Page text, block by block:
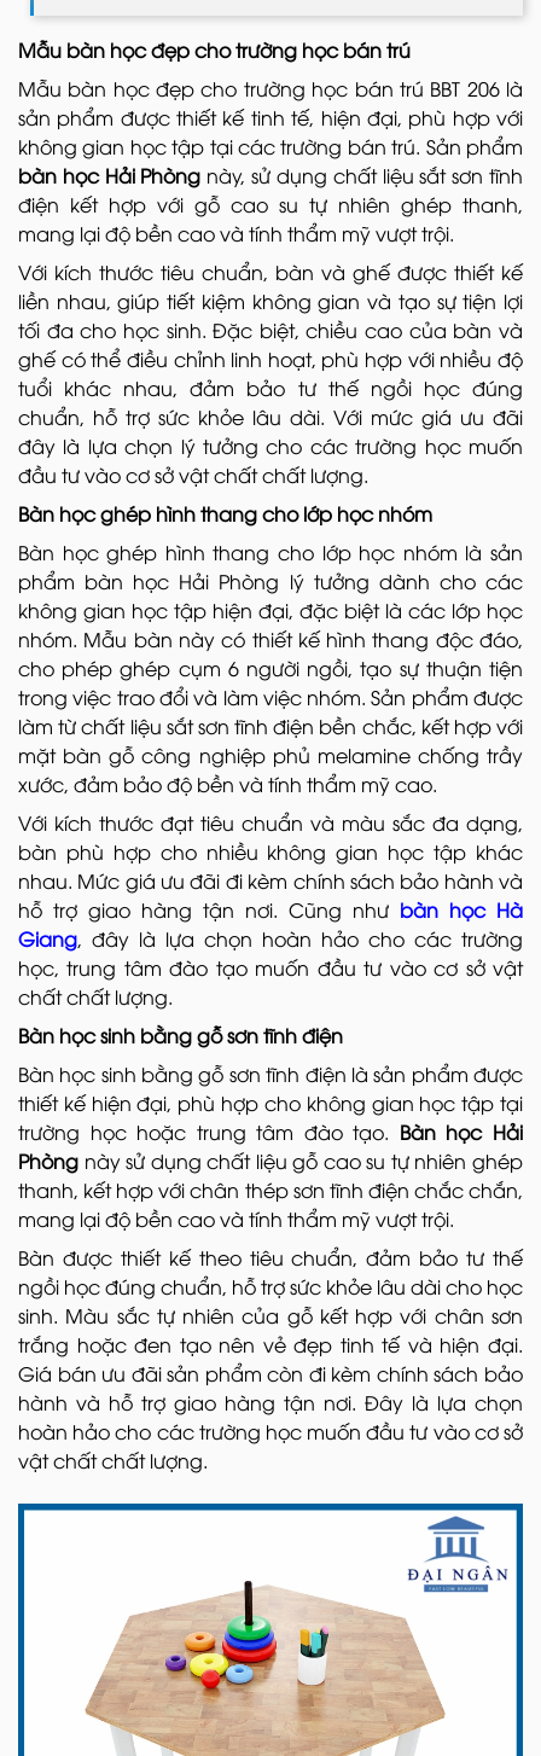
Mẫu bàn học đẹp cho trường học bán trú
Mẫu bàn học đẹp cho trường học bán trú BBT 206 là
sản phẩm được thiết kế tinh tế, hiện đại, phù hợp với
không gian học tập tại các trường bán trú. Sản phẩm
bàn học Hải Phòng này, sử dụng chất liệu sắt sơn tĩnh
điện kết hợp với gỗ cao su tự nhiên ghép thanh,
mang lại độ bền cao và tính thẩm mỹ vượt trội.
Với kích thước tiêu chuẩn, bàn và ghế được thiết kế
liền nhau, giúp tiết kiệm không gian và tạo sự tiện lợi
tối đa cho học sinh. Đặc biệt, chiều cao của bàn và
ghế có thể điều chỉnh linh hoạt, phù hợp với nhiều độ
tuổi khác nhau, đảm bảo tư thế ngồi học đúng
chuẩn, hỗ trợ sức khỏe lâu dài. Với mức giá ưu đãi
đây là lựa chọn lý tưởng cho các trường học muốn
đầu tư vào cơ sở vật chất chất lượng.
Bàn học ghép hình thang cho lớp học nhóm
Bàn học ghép hình thang cho lớp học nhóm là sản
phẩm bàn học Hải Phòng lý tưởng dành cho các
không gian học tập hiện đại, đặc biệt là các lớp học
nhóm. Mẫu bàn này có thiết kế hình thang độc đáo,
cho phép ghép cụm 6 người ngồi, tạo sự thuận tiện
trong việc trao đổi và làm việc nhóm. Sản phẩm được
làm từ chất liệu sắt sơn tĩnh điện bền chắc, kết hợp với
mặt bàn gỗ công nghiệp phủ melamine chống trầy
xước, đảm bảo độ bền và tính thẩm mỹ cao.
Với kích thước đạt tiêu chuẩn và màu sắc đa dạng,
bàn phù hợp cho nhiều không gian học tập khác
nhau. Mức giá ưu đãi đi kèm chính sách bảo hành và
hỗ trợ giao hàng tận nơi. Cũng như bàn học Hà
Giang, đây là lựa chọn hoàn hảo cho các trường
học, trung tâm đào tạo muốn đầu tư vào cơ sở vật
chất chất lượng.
Bàn học sinh bằng gỗ sơn tĩnh điện
Bàn học sinh bằng gỗ sơn tĩnh điện là sản phẩm được
thiết kế hiện đại, phù hợp cho không gian học tập tại
trường học hoặc trung tâm đào tạo. Bàn học Hải
Phòng này sử dụng chất liệu gỗ cao su tự nhiên ghép
thanh, kết hợp với chân thép sơn tĩnh điện chắc chắn,
mang lại độ bền cao và tính thẩm mỹ vượt trội.
Bàn được thiết kế theo tiêu chuẩn, đảm bảo tư thế
ngồi học đúng chuẩn, hỗ trợ sức khỏe lâu dài cho học
sinh. Màu sắc tự nhiên của gỗ kết hợp với chân sơn
trắng hoặc đen tạo nên vẻ đẹp tinh tế và hiện đại.
Giá bán ưu đãi sản phẩm còn đi kèm chính sách bảo
hành và hỗ trợ giao hàng tận nơi. Đây là lựa chọn
hoàn hảo cho các trường học muốn đầu tư vào cơ sở
vật chất chất lượng.